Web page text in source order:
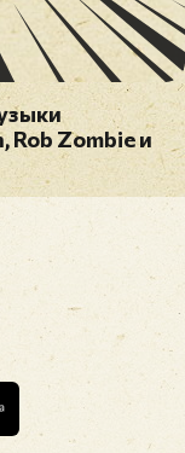
Rob Zombie и